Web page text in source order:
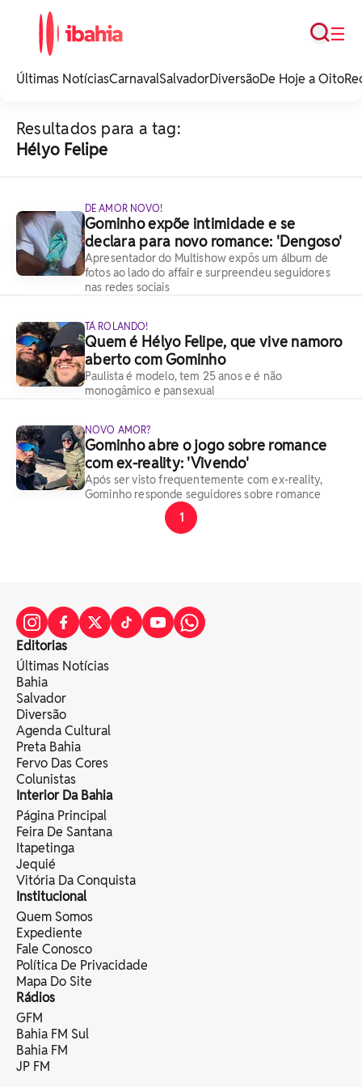
noticias e
☰
Busca
Últimas NotíciasCarnavalSalvadorDiversãoDe Hoje a Oito
Resultados para a tag:
Hélyo Felipe
DE AMOR NOVO!
Gominho expõe intimidade e se
declara para novo romance: 'Dengoso'
Apresentador do Multishow expôs um álbum de
fotos ao lado do affair e surpreendeu seguidores
nas redes sociais
TÁ ROLANDO!
Quem é Hélyo Felipe, que vive namoro
aberto com Gominho
Paulista é modelo, tem 25 anos e é não
monogâmico e pansexual
NOVO AMOR?
Gominho abre o jogo sobre romance
com ex-reality: 'Vivendo'
Após ser visto frequentemente com ex-reality,
Gominho responde seguidores sobre romance
1
Editorias
Últimas Notícias
Bahia
Salvador
Diversão
Agenda Cultural
Preta Bahia
Fervo Das Cores
Colunistas
Interior Da Bahia
Página Principal
Feira De Santana
Itapetinga
Jequié
Vitória Da Conquista
Institucional
Quem Somos
Expediente
Fale Conosco
Política De Privacidade
Mapa Do Site
Rádios
GFM
Bahia FM Sul
Bahia FM
JP FM